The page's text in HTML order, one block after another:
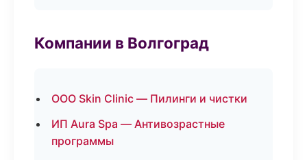
Компании в Волгоград
ООО Skin Clinic — Пилинги и чистки
ИП Aura Spa — Антивозрастные
программы